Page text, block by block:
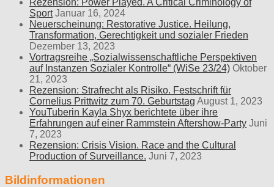
Rezension: Power Played. A Critical Criminology of
Sport Januar 16, 2024
Neuerscheinung: Restorative Justice. Heilung,
Transformation, Gerechtigkeit und sozialer Frieden
Dezember 13, 2023
Vortragsreihe „Sozialwissenschaftliche Perspektiven
auf Instanzen Sozialer Kontrolle“ (WiSe 23/24) Oktober
21, 2023
Rezension: Strafrecht als Risiko. Festschrift für
Cornelius Prittwitz zum 70. Geburtstag August 1, 2023
YouTuberin Kayla Shyx berichtete über ihre
Erfahrungen auf einer Rammstein Aftershow-Party Juni
7, 2023
Rezension: Crisis Vision. Race and the Cultural
Production of Surveillance. Juni 7, 2023
Bildinformationen